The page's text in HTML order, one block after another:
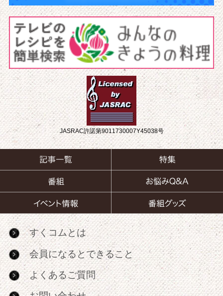
JASRAC許諾第9011730007Y45038号
すくコムとは
会員になるとできること
よくあるご質問